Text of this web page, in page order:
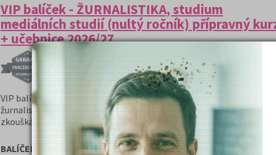
VIP balíček - ŽURNALISTIKA, studium
mediálních studií (nultý ročník) přípravný
+ učebnice 2026/27
PROGRAM GARANCE VRÁCENÍ PENĚZ PŘI NEPŘIJETÍ NA VŠ
VIP balíček obsahuje produkty, které zaručí dokonalou přípravu na
žurnalistiku. Dostáváte pečlivě vybrané učebnice k přijímacím
zkouškám našimi lektory.
BALÍČEK VIP obsahuje: